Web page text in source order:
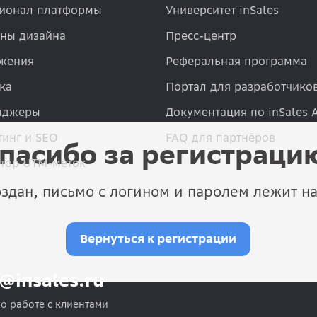
за
письмо с логином и паролем лежит
Вернуться к регистрации
платформы
дизайна
и SEO
UTM-меток
Университет inSales
Пресс-центр
Реферальная программа
Портал для
Документация по inSales
FAQ для партнёров
работе с клиентами